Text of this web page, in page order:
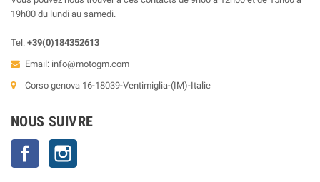
19h00 du lundi au samedi.
Tel: +39(0)184352613
Email: info@motogm.com
Corso genova 16-18039-Ventimiglia-(IM)-Italie
NOUS SUIVRE
Facebook